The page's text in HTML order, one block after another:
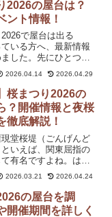
2026の屋台は？
ント情報！
2026で屋台は出る
いる方へ、最新情報
した。先にひとつだ
索では「十和田春ま
市春祭り」と探す人が
イトと十和田市の案
十和田...
2026.04.14 2026.04.29
桜まつり2026の
？開催情報と夜桜
徹底解説！
堂桜堤（ごんげんど
いえば、関東屈指の
有名ですよね。はる
見たとき、「これが
と驚いた記憶がありま
桜のトンネルと、足
の花...
2026.03.21 2026.04.24
の屋台を調
開催期間を詳しく